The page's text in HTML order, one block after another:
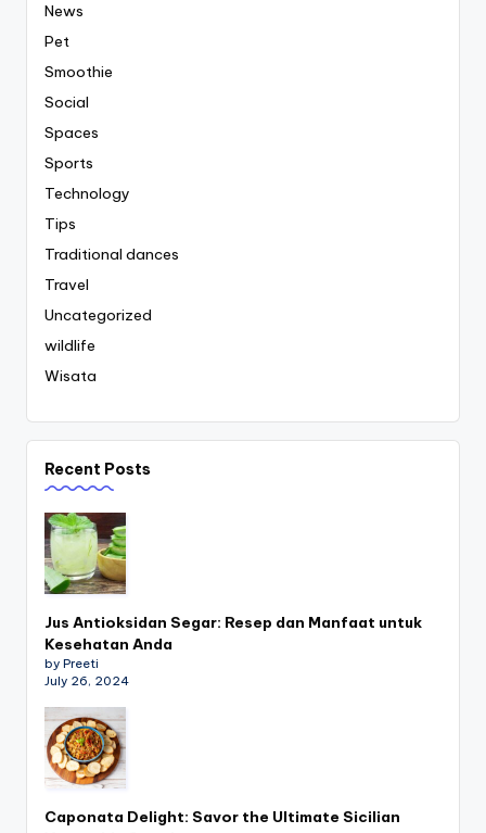
News
Pet
Smoothie
Social
Spaces
Sports
Technology
Tips
Traditional dances
Travel
Uncategorized
wildlife
Wisata
Recent Posts
Jus Antioksidan Segar: Resep dan Manfaat untuk
Kesehatan Anda
by Preeti
July 26, 2024
Caponata Delight: Savor the Ultimate Sicilian